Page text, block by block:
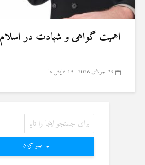
اهمیت گواهی و شهادت در اسلام
29 جولای 2026 19 نمایش ها
جستجو کردن